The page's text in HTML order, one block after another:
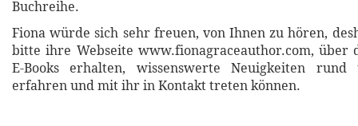
Buchreihe.
Fiona würde sich sehr freuen, von Ihnen zu hören,
bitte ihre Webseite www.fionagraceauthor.com, über
E-Books erhalten, wissenswerte Neuigkeiten
erfahren und mit ihr in Kontakt treten können.